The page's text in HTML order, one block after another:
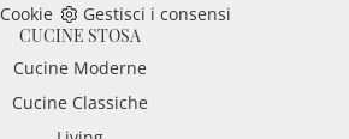
Cookie
Gestisci i consensi
CUCINE STOSA
Cucine Moderne
Cucine Classiche